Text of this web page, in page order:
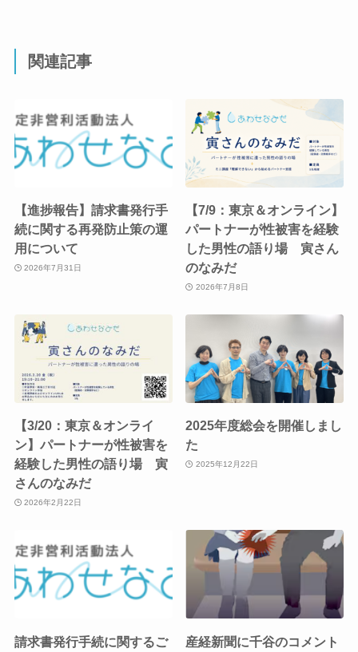
関連記事
【進捗報告】請求書発行手
続に関する再発防止策の運
用について
2026年7月31日
【7/9：東京＆オンライン】
パートナーが性被害を経験
した男性の語り場 寅さん
のなみだ
2026年7月8日
【3/20：東京＆オンライ
ン】パートナーが性被害を
経験した男性の語り場 寅
さんのなみだ
2026年2月22日
2025年度総会を開催しまし
た
2025年12月22日
請求書発行手続に関するご
産経新聞に千谷のコメント